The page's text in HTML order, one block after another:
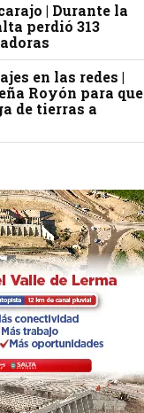
| Durante la
perdió 313
en las redes |
Royón para que
de tierras a